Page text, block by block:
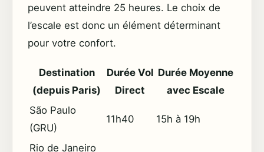
peuvent atteindre 25 heures. Le choix de
l’escale est donc un élément déterminant
pour votre confort.
Destination
(depuis Paris)
Durée Vol
Direct
Durée Moyenne
avec Escale
São Paulo
(GRU)
11h40 15h à 19h
Rio de Janeiro